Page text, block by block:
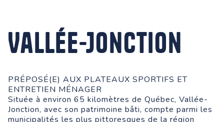
Vallée-Jonction
PRÉPOSÉ(E) AUX PLATEAUX SPORTIFS ET
ENTRETIEN MÉNAGER
Située à environ 65 kilomètres de Québec, Vallée-
Jonction, avec son patrimoine bâti, compte parmi les
municipalités les plus pittoresques de la région